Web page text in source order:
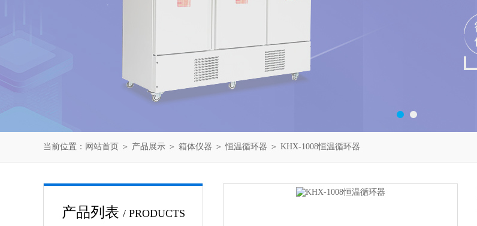
当前位置： 网站首页 ＞ 产品展示 ＞ 箱体仪器 ＞恒温循环器 ＞ KHX-1008恒温循环器
产品列表 / PRODUCTS